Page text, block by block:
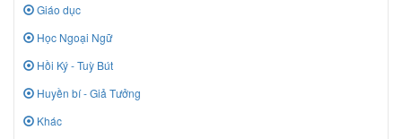
Giáo dục
Học Ngoại Ngữ
Hồi Ký - Tuỳ Bút
Huyền bí - Giả Tưởng
Khác